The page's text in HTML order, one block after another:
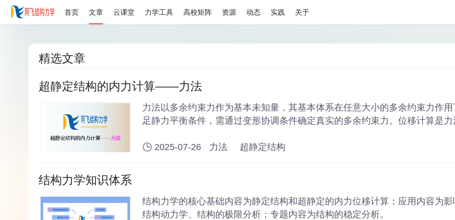
首页 文章 云课堂 力学工具 高校矩阵 资源 动态 实践 关于
精选文章
超静定结构的内力计算——力法
力法以多余约束力作为基本未知量，其基本体系在任意大小的多余约束力作
足静力平衡条件，需通过变形协调条件确定真实的多余约束力。位移计算是
2025-07-26
力法 超静定结构
结构力学知识体系
结构力学的核心基础内容为静定结构和超静定的内力位移计算；应用内容为
结构动力学、结构的极限分析；专题内容为结构的稳定分析。